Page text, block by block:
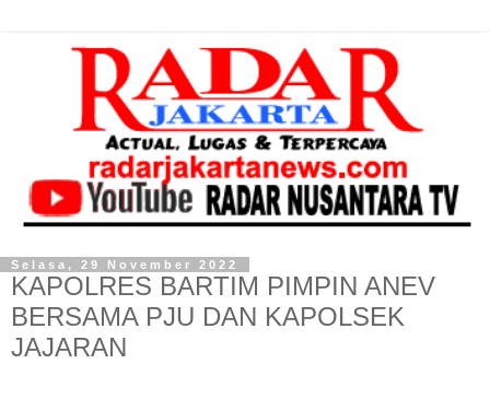
Selasa, 29 November 2022
KAPOLRES BARTIM PIMPIN ANEV
BERSAMA PJU DAN KAPOLSEK
JAJARAN